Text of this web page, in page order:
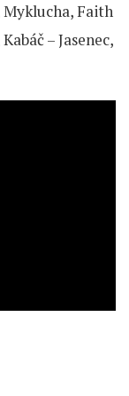
Faith
– Jasenec,